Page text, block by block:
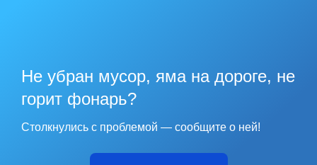
Не убран мусор, яма на дороге, не
горит фонарь?
Столкнулись с проблемой — сообщите о ней!